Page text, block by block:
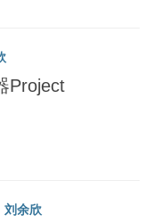
Project
刘余欣